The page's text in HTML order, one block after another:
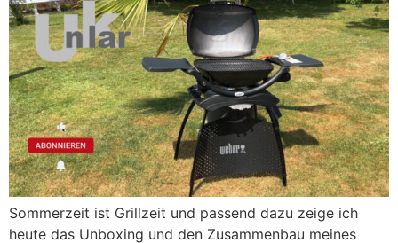
Sommerzeit ist Grillzeit und passend dazu zeige ich
heute das Unboxing und den Zusammenbau meines